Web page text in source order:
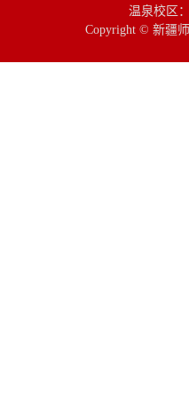
温泉校区
Copyright © 新疆